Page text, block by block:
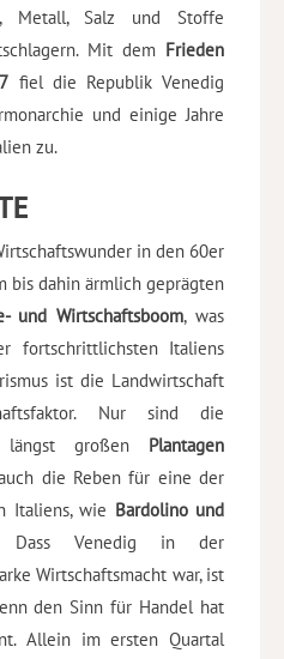
Metall, Salz und Stoffe
Mit dem Frieden
fiel die Republik Venedig
und einige Jahre
zu.
in den 60er
bis dahin ärmlich geprägten
und Wirtschaftsboom, was
fortschrittlichsten Italiens
ist die Landwirtschaft
Nur sind die
längst großen Plantagen
die Reben für eine der
Italiens, wie Bardolino und
Dass Venedig in der
Wirtschaftsmacht war, ist
den Sinn für Handel hat
Allein im ersten Quartal